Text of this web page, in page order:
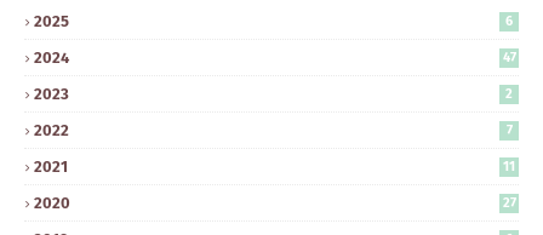
2025 6
2024 47
2023 2
2022 7
2021 11
2020 27